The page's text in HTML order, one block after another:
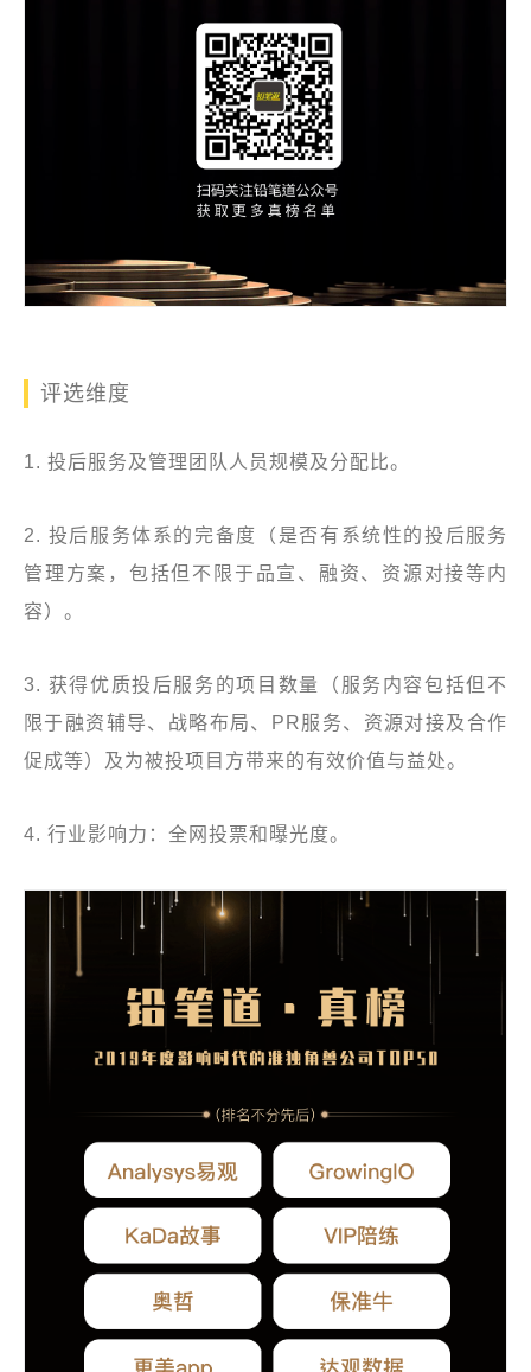
评选维度
1. 投后服务及管理团队人员规模及分配比。
2. 投后服务体系的完备度（是否有系统性的投后服务
管理方案，包括但不限于品宣、融资、资源对接等内
容）。
3. 获得优质投后服务的项目数量（服务内容包括但不
限于融资辅导、战略布局、PR服务、资源对接及合作
促成等）及为被投项目方带来的有效价值与益处。
4. 行业影响力：全网投票和曝光度。